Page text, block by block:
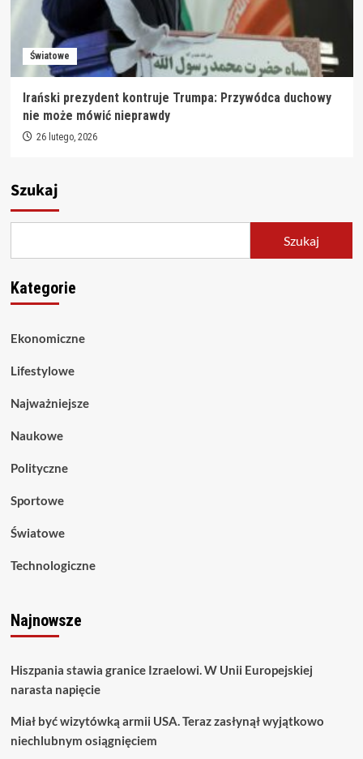
Światowe
Irański prezydent kontruje Trumpa: Przywódca duchowy
nie może mówić nieprawdy
26 lutego, 2026
Szukaj
Szukaj
Kategorie
Ekonomiczne
Lifestylowe
Najważniejsze
Naukowe
Polityczne
Sportowe
Światowe
Technologiczne
Najnowsze
Hiszpania stawia granice Izraelowi. W Unii Europejskiej
narasta napięcie
Miał być wizytówką armii USA. Teraz zasłynął wyjątkowo
niechlubnym osiągnięciem